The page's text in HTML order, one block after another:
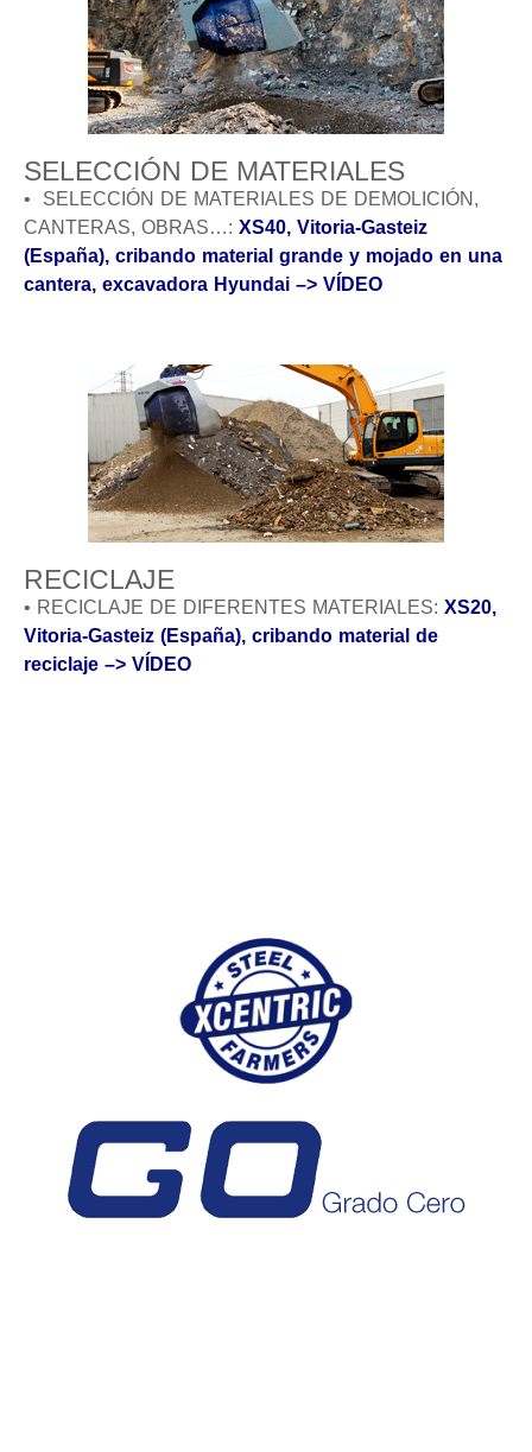
SELECCIÓN DE MATERIALES
• SELECCIÓN DE MATERIALES DE DEMOLICIÓN,
CANTERAS, OBRAS…: XS40, Vitoria-Gasteiz
(España), cribando material grande y mojado en una
cantera, excavadora Hyundai –> VÍDEO
RECICLAJE
• RECICLAJE DE DIFERENTES MATERIALES: XS20,
Vitoria-Gasteiz (España), cribando material de
reciclaje –> VÍDEO